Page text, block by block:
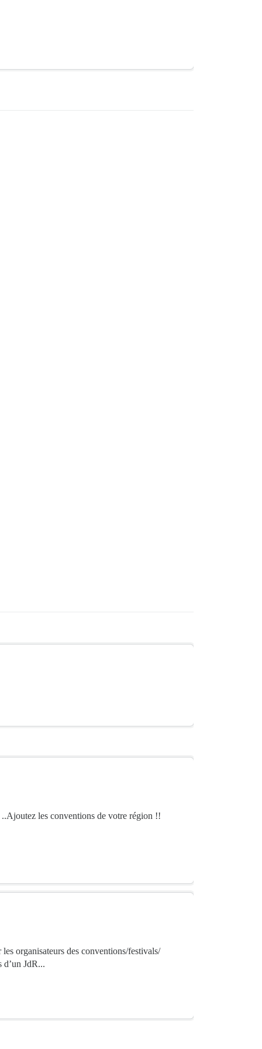
les conventions de votre région !!
organisateurs des conventions/festivals/
d’un JdR...